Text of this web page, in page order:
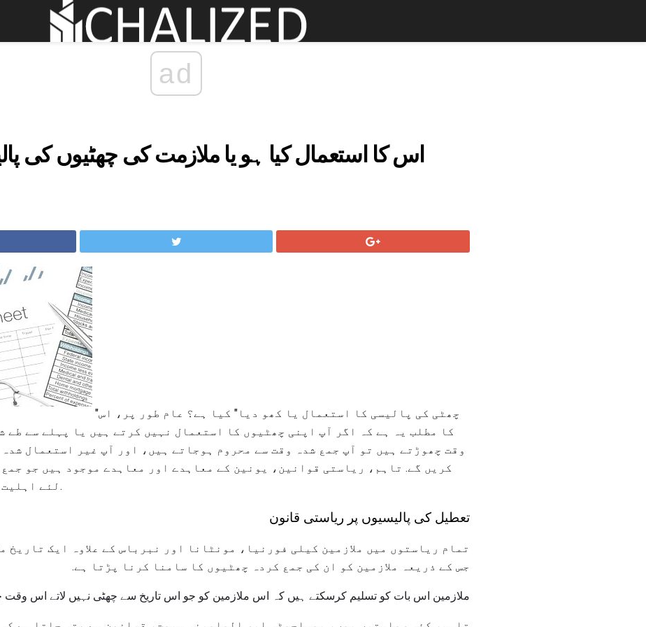
ad
اس کا استعمال کیا ہو یا ملازمت کی چھٹیوں کی
"چھٹی کی پالیسی کا استعمال یا کھو دیا" کیا ہے؟ عام طور پر، اس
کا مطلب یہ ہے کہ اگر آپ اپنی چھٹیوں کا استعمال نہیں کرتے ہیں یا پہلے سے طے
وقت چھوڑتے ہیں تو آپ جمع شدہ وقت سے محروم ہوجاتے ہیں، اور آپ غیر استعمال
کریں گے. تاہم، ریاستی قوانین، یونین کے معاہدے اور معاہدے موجود ہیں جو
لئے اہلیت کو منظم کر سکتی ہیں.
تعطیل کی پالیسیوں پر ریاستی قانون
تمام ریاستوں میں ملازمین کیلی فورنیا، مونٹانا اور نبرباس کے علاوہ ایک تاریخ
جس کے ذریعہ ملازمین کو ان کی جمع کردہ چھٹیوں کا سامنا کرنا پڑتا ہے.
ملازمین اس بات کو تسلیم کرسکتے ہیں کہ اس ملازمین کو جو اس تاریخ سے چھٹی نہیں لاتے اس وقت